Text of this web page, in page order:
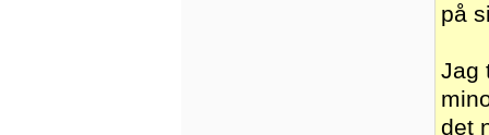
på
Jag
det